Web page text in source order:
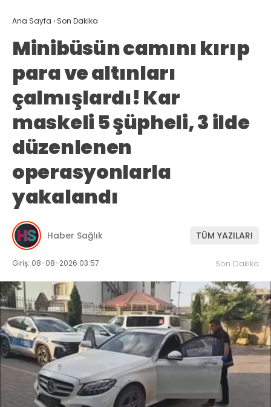
Ana Sayfa › Son Dakika
Minibüsün camını kırıp
para ve altınları
çalmışlardı! Kar
maskeli 5 şüpheli, 3 ilde
düzenlenen
operasyonlarla
yakalandı
Haber Sağlık TÜM YAZILARI
Giriş: 08-08-2026 03:57 Son Dakika